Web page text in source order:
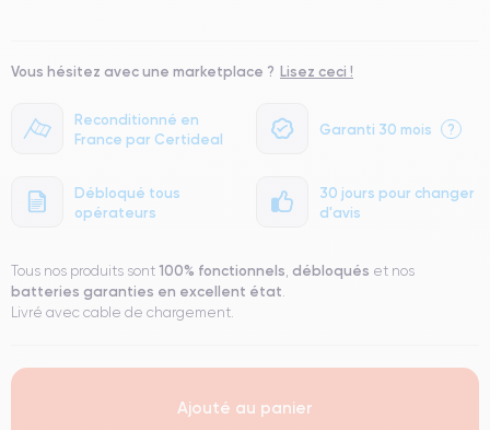
Reconditionné en
France par Certideal
Garanti 30 mois ?
Débloqué tous
opérateurs
30 jours pour changer
d'avis
Vous hésitez avec une marketplace ? Lisez ceci !
Tous nos produits sont 100% fonctionnels, débloqués et nos
batteries garanties en excellent état.
Livré avec cable de chargement.
Ajouté au panier